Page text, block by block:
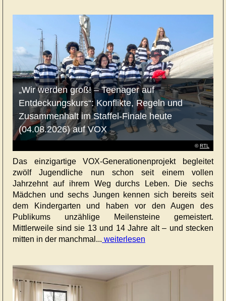
©RTL
„Wir werden groß! – Teenager auf
Entdeckungskurs“: Konflikte, Regeln und
Zusammenhalt im Staffel-Finale heute
(04.08.2026) auf VOX
Das einzigartige VOX-Generationenprojekt begleitet
zwölf Jugendliche nun schon seit einem vollen
Jahrzehnt auf ihrem Weg durchs Leben. Die sechs
Mädchen und sechs Jungen kennen sich bereits seit
dem Kindergarten und haben vor den Augen des
Publikums unzählige Meilensteine gemeistert.
Mittlerweile sind sie 13 und 14 Jahre alt – und stecken
mitten in der manchmal... weiterlesen